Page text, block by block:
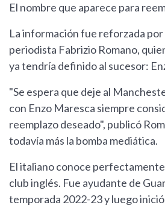
El nombre que aparece para
La información fue reforzada
periodista Fabrizio Romano,
ya tendría definido al sucesor:
"Se espera que deje al
con Enzo Maresca siempre
reemplazo deseado", publicó
todavía más la bomba mediática.
El italiano conoce
club inglés. Fue ayudante de
temporada 2022-23 y luego